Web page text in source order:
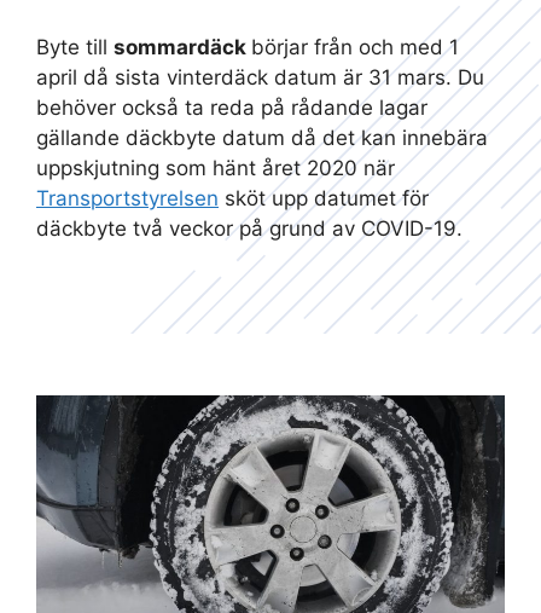
Byte till sommardäck börjar från och med 1
april då sista vinterdäck datum är 31 mars. Du
behöver också ta reda på rådande lagar
gällande däckbyte datum då det kan innebära
uppskjutning som hänt året 2020 när
Transportstyrelsen sköt upp datumet för
däckbyte två veckor på grund av COVID-19.